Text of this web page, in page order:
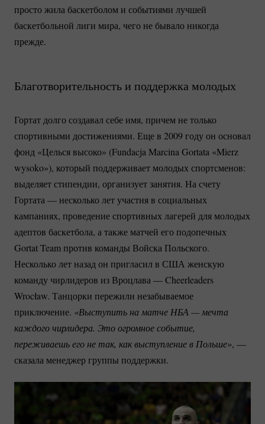
просто жила баскетболом и событиями лучшей
баскетбольной лиги мира, чего не бывало никогда
прежде.
Благотворительность и поддержка молодых
Гортат долго создавал себе имя, причем не только
спортивными достижениями. Еще в 2009 году он основал
фонд «Целься высоко» (Fundacja Marcina Gortata «Mierz
wysoko»), который поддерживает молодых спортсменов:
выделяет стипендии, организует занятия. На счету
Гортата — несколько лет участия в социальных
кампаниях, проведение спортивных лагерей для молодых
адептов баскетбола, а также матчей его подопечных
Gortat Team против команды Войска Польского.
Несколько лет назад он пригласил в США женскую
команду чирлидеров из Вроцлава — Cheerleaders
Wrocław. Танцорки пережили незабываемое
приключение. «Выступить на матче НБА — мечта
каждого чирлидера. Это огромное событие,
переживаешь его не так, как выступление в Польше», —
сказала менеджер группы поддержки.